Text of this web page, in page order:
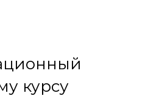
курсу